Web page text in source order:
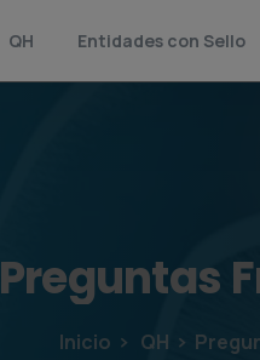
QH Entidades con Sello
Preguntas
Inicio QH